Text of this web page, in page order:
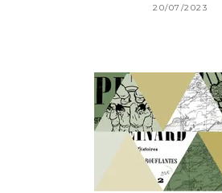
20/07/2023